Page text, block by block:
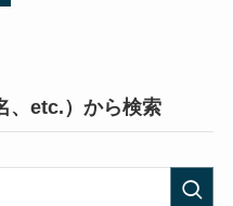
、etc.）から検索